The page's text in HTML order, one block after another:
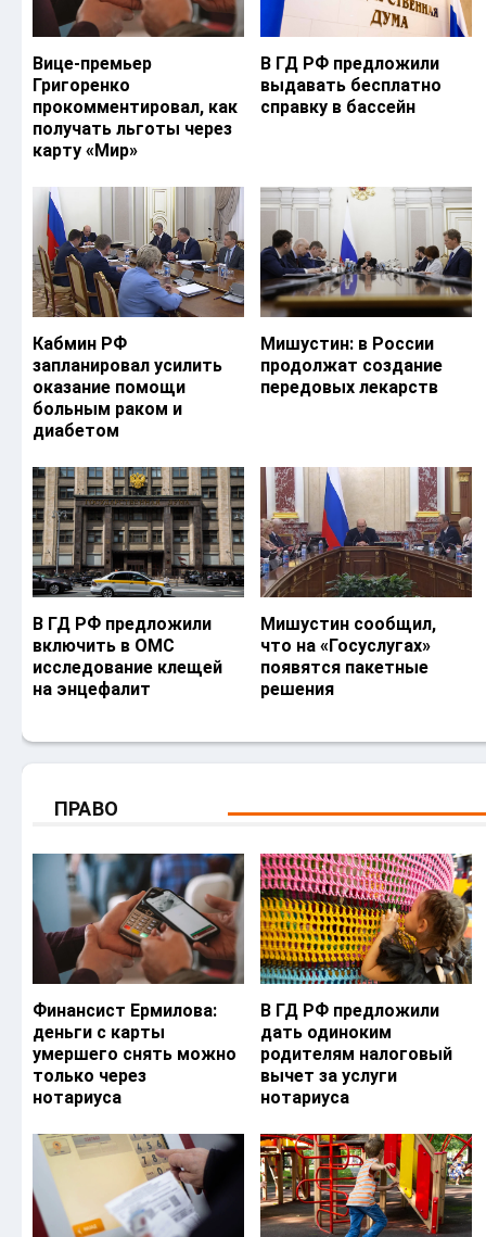
Вице-премьер
Григоренко
прокомментировал, как
получать льготы через
карту «Мир»
В ГД РФ предложили
выдавать бесплатно
справку в бассейн
Кабмин РФ
запланировал усилить
оказание помощи
больным раком и
диабетом
Мишустин: в России
продолжат создание
передовых лекарств
В ГД РФ предложили
включить в ОМС
исследование клещей
на энцефалит
Мишустин сообщил,
что на «Госуслугах»
появятся пакетные
решения
ПРАВО
Финансист Ермилова:
деньги с карты
умершего снять можно
только через
нотариуса
В ГД РФ предложили
дать одиноким
родителям налоговый
вычет за услуги
нотариуса